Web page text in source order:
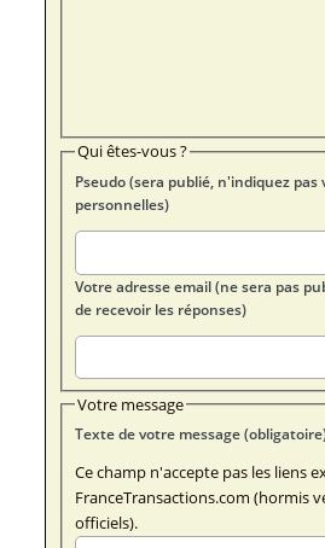
Qui êtes-vous ?
Pseudo (sera publié, n'indiquez pas
personnelles)
Votre adresse email (ne sera pas
de recevoir les réponses)
Votre message
Texte de votre message
Ce champ n'accepte pas les liens
FranceTransactions.com (hormis
officiels).